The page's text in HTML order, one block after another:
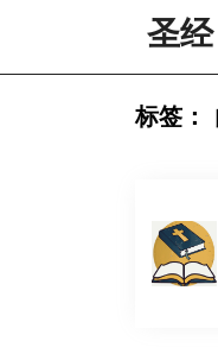
圣经
标签：